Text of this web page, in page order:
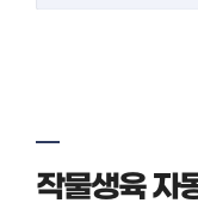
작물생육 자